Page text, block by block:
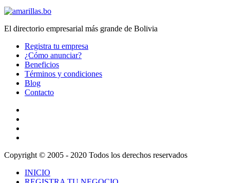
El directorio empresarial más grande de Bolivia
Registra tu empresa
¿Cómo anunciar?
Beneficios
Términos y condiciones
Blog
Contacto
Copyright © 2005 - 2020 Todos los derechos reservados
INICIO